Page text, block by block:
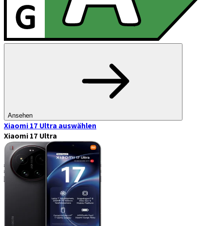
Ansehen
Xiaomi 17 Ultra auswählen
Xiaomi 17 Ultra